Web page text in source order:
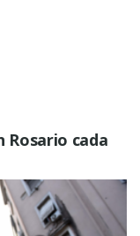
Rosario cada